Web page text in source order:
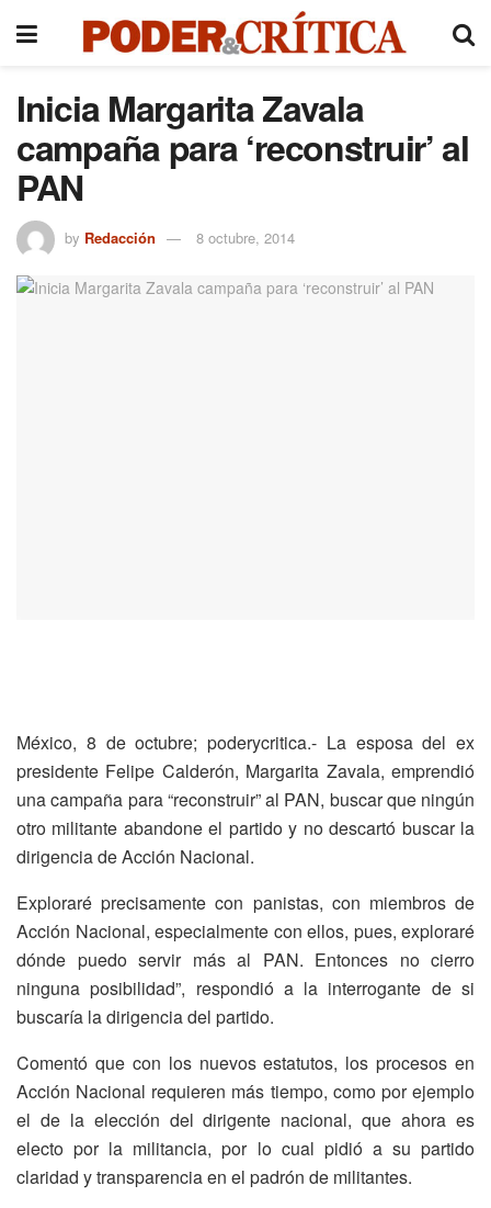
Inicia Margarita Zavala
campaña para ‘reconstruir’ al
PAN
by Redacción 8 octubre, 2014
México, 8 de octubre; poderycritica.- La esposa del ex
presidente Felipe Calderón, Margarita Zavala, emprendió
una campaña para “reconstruir” al PAN, buscar que ningún
otro militante abandone el partidoy no descartó buscar la
dirigencia de Acción Nacional.
Exploraré precisamente con panistas, con miembros de
Acción Nacional, especialmente con ellos, pues, exploraré
dónde puedo servir más al PAN. Entonces no cierro
ninguna posibilidad”, respondió a la interrogante de si
buscaría la dirigencia del partido.
Comentó que con los nuevos estatutos, los procesos en
Acción Nacional requieren más tiempo, como por ejemplo
el de la elección del dirigente nacional, que ahora es
electo por la militancia, por lo cual pidió a su partido
claridad y transparencia en el padrón de militantes.